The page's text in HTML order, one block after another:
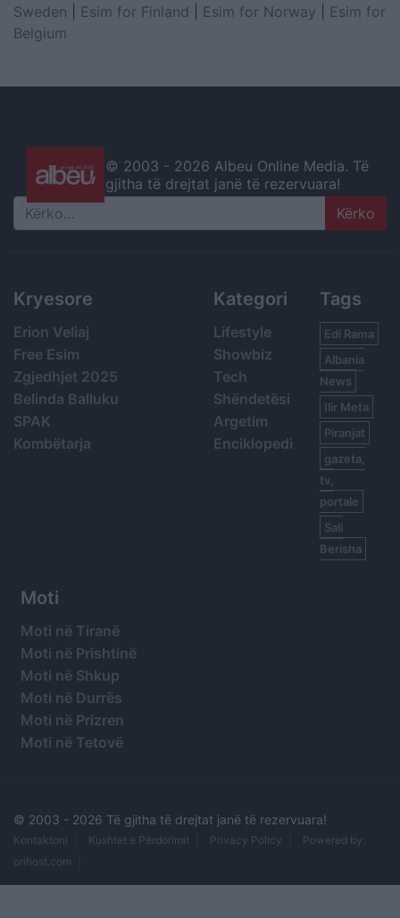
Sweden
Esim for Finland Esim for Norway
Esim for
Belgium
© 2003 - 2026 Albeu Online Media. Të
gjitha të drejtat janë të rezervuara!
Search
Kryesore
Erion Veliaj
Free Esim
Zgjedhjet 2025
Belinda Balluku
SPAK
Kombëtarja
Kategori
Lifestyle
Showbiz
Tech
Shëndetësi
Argetim
Enciklopedi
Tags
Edi Rama
Albania
News
Ilir Meta
Piranjat
gazeta,
tv,
portale
Sali
Berisha
Moti
Moti në Tiranë
Moti në Prishtinë
Moti në Shkup
Moti në Durrës
Moti në Prizren
Moti në Tetovë
© 2003 - 2026 Të gjitha të drejtat janë të rezervuara!
Kontaktoni Kushtet e Përdorimit Privacy Policy
Powered by:
orihost.com